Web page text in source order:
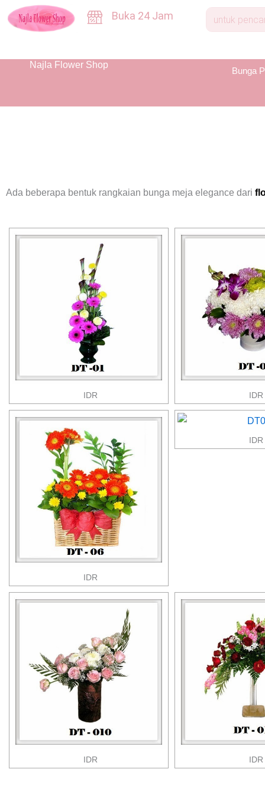
Buka 24 Jam
Najla Flower Shop
Bunga
Ada beberapa bentuk rangkaian bunga meja elegance dari
IDR IDR
IDR
IDR
IDR IDR